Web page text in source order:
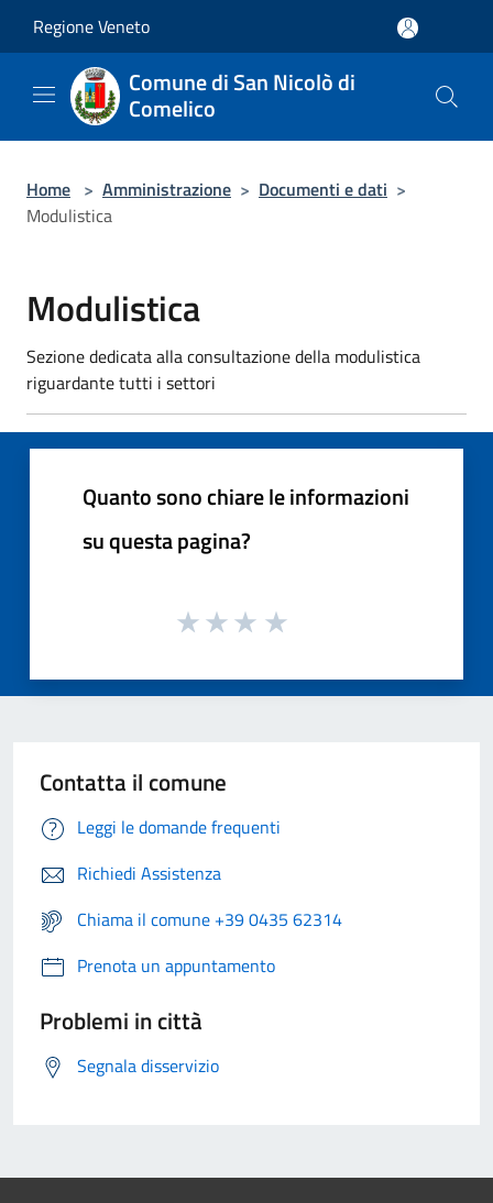
Regione Veneto
Comune di San Nicolò di
Comelico
Home > Amministrazione > Documenti e dati >
Modulistica
Modulistica
Sezione dedicata alla consultazione della modulistica
riguardante tutti i settori
Quanto sono chiare le informazioni
su questa pagina?
Contatta il comune
Leggi le domande frequenti
Richiedi Assistenza
Chiama il comune +39 0435 62314
Prenota un appuntamento
Problemi in città
Segnala disservizio